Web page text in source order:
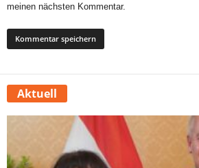
meinen nächsten Kommentar.
Aktuell